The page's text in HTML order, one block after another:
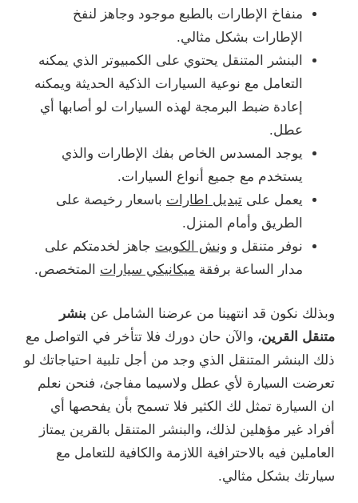
منفاخ الإطارات بالطبع موجود وجاهز لنفخ
الإطارات بشكل مثالي.
البنشر المتنقل يحتوي على الكمبيوتر الذي يمكنه
التعامل مع نوعية السيارات الذكية الحديثة ويمكنه
إعادة ضبط البرمجة لهذه السيارات لو أصابها أي
عطل.
يوجد المسدس الخاص بفك الإطارات والذي
يستخدم مع جميع أنواع السيارات.
يعمل على تبديل اطارات باسعار رخيصة على
الطريق وأمام المنزل.
نوفر متنقل و ونش الكويت جاهز لخدمتكم على
مدار الساعة برفقة ميكانيكي سيارات المتخصص.
وبذلك نكون قد انتهينا من عرضنا الشامل عن بنشر
متنقل القرين، والآن حان دورك فلا تتأخر في التواصل مع
ذلك البنشر المتنقل الذي وجد من أجل تلبية احتياجاتك لو
تعرضت السيارة لأي عطل ولاسيما مفاجئ، فنحن نعلم
ان السيارة تمثل لك الكثير فلا تسمح بأن يفحصها أي
أفراد غير مؤهلين لذلك، والبنشر المتنقل بالقرين يمتاز
العاملين فيه بالاحترافية اللازمة والكافية للتعامل مع
سيارتك بشكل مثالي.